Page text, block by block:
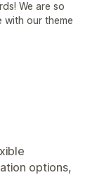
We are so
our theme
options,